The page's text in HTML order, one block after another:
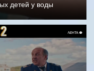
детей у воды